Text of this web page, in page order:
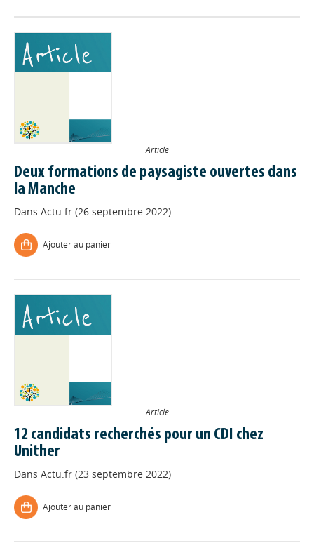
Article
Deux formations de paysagiste ouvertes dans
la Manche
Dans Actu.fr (26 septembre 2022)
Ajouter au panier
Article
12 candidats recherchés pour un CDI chez
Unither
Dans Actu.fr (23 septembre 2022)
Ajouter au panier